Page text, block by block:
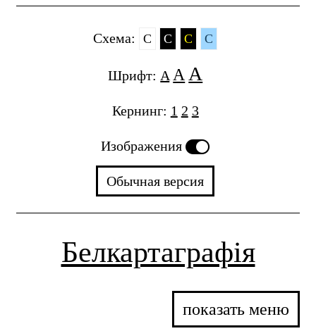
Cхема: C C C C
Шрифт: A A A
Кернинг: 1 2 3
Изображения
Обычная версия
Белкартаграфія
показать меню